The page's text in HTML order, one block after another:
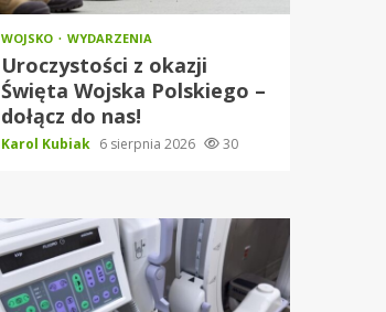
WOJSKO WYDARZENIA
Uroczystości z okazji
Święta Wojska Polskiego –
dołącz do nas!
Karol Kubiak 6 sierpnia 2026 30